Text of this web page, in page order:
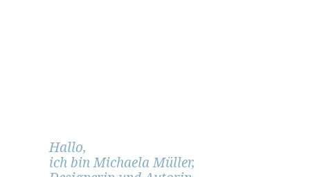
Hallo,
ich bin Michaela Müller,